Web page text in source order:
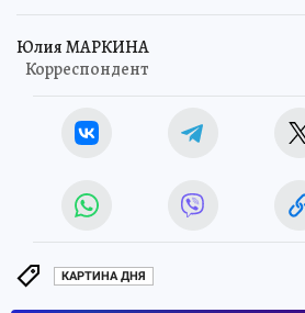
Юлия МАРКИНА
Корреспондент
КАРТИНА ДНЯ